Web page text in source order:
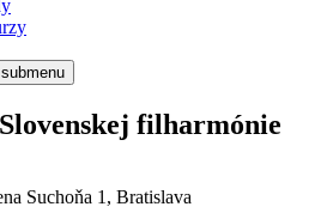
filharmónie
Suchoňa 1, Bratislava